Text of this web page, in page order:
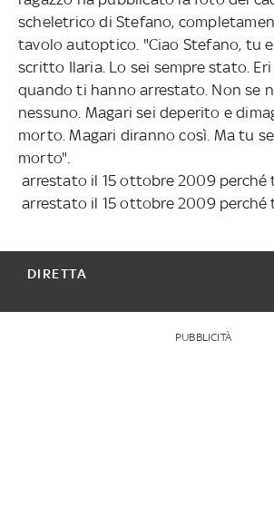
scheletrico di Stefano,
tavolo autoptico. "Ciao Stefano, tu
scritto Ilaria. Lo sei sempre stato.
quando ti hanno arrestato. Non se
nessuno. Magari sei deperito e
morto. Magari diranno così. Ma tu
morto".
arrestato il 15 ottobre 2009
arrestato il 15 ottobre 2009
DIRETTA
PUBBLICITÀ